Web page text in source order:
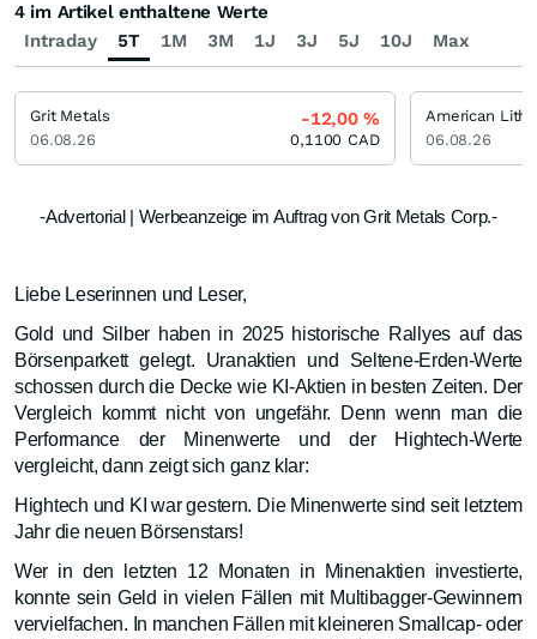
-Advertorial | Werbeanzeige im Auftrag von Grit Metals Corp.-
Liebe Leserinnen und Leser,
Gold und Silber haben in 2025 historische Rallyes auf das
Börsenparkett gelegt. Uranaktien und Seltene-Erden-Werte
schossen durch die Decke wie KI-Aktien in besten Zeiten. Der
Vergleich kommt nicht von ungefähr. Denn wenn man die
Performance der Minenwerte und der Hightech-Werte
vergleicht, dann zeigt sich ganz klar:
Hightech und KI war gestern. Die Minenwerte sind seit letztem
Jahr die neuen Börsenstars!
Wer in den letzten 12 Monaten in Minenaktien investierte,
konnte sein Geld in vielen Fällen mit Multibagger-Gewinnern
vervielfachen. In manchen Fällen mit kleineren Smallcap- oder
Intraday 5T 1M 3M 1J 3J 5J 10J Max
4 im Artikel enthaltene Werte
Grit Metals
06.08.26
-12,00%
0,1100 CAD
American
06.08.26